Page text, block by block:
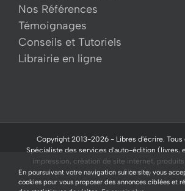
Nos Références
Témoignages
Conseils et Tutoriels
Librairie en ligne
Copyright 2013-2026 - Libres d'écrire. Tous
Spécialiste des services d'auto-édition (livres,
impression, création de site internet, produits
Sitemap
En poursuivant votre navigation sur ce site, vous
cookies pour vous proposer des annonces ciblées et